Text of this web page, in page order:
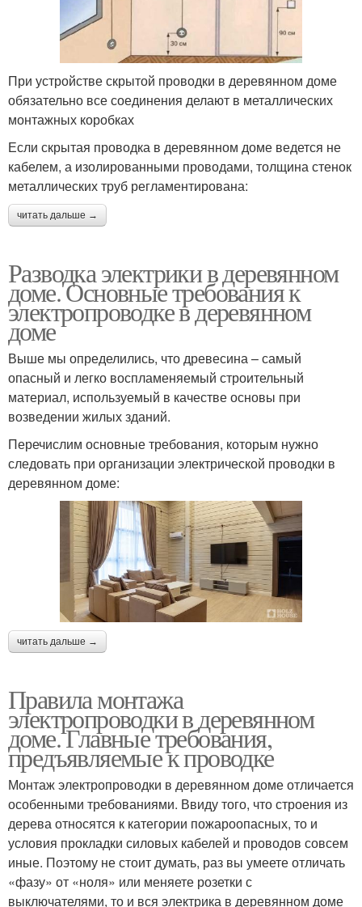
При устройстве скрытой проводки в деревянном доме
обязательно все соединения делают в металлических
монтажных коробках
Если скрытая проводка в деревянном доме ведется не
кабелем, а изолированными проводами, толщина стенок
металлических труб регламентирована:
читать дальше →
Разводка электрики в деревянном
доме. Основные требования к
электропроводке в деревянном
доме
Выше мы определились, что древесина – самый
опасный и легко воспламеняемый строительный
материал, используемый в качестве основы при
возведении жилых зданий.
Перечислим основные требования, которым нужно
следовать при организации электрической проводки в
деревянном доме:
читать дальше →
Правила монтажа
электропроводки в деревянном
доме. Главные требования,
предъявляемые к проводке
Монтаж электропроводки в деревянном доме отличается
особенными требованиями. Ввиду того, что строения из
дерева относятся к категории пожароопасных, то и
условия прокладки силовых кабелей и проводов совсем
иные. Поэтому не стоит думать, раз вы умеете отличать
«фазу» от «ноля» или меняете розетки с
выключателями, то и вся электрика в деревянном доме